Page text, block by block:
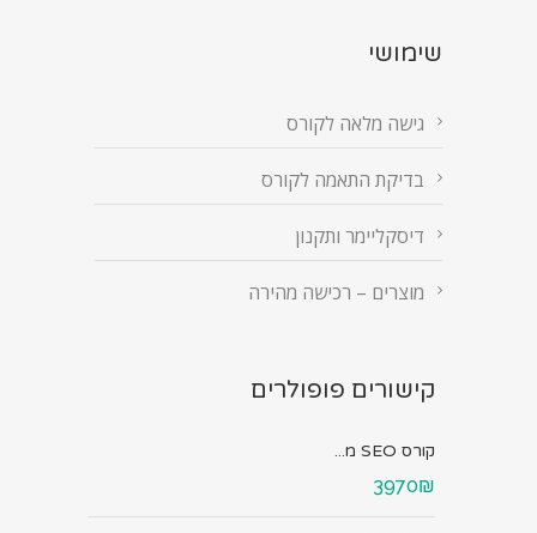
שימושי
גישה מלאה לקורס
בדיקת התאמה לקורס
דיסקליימר ותקנון
מוצרים – רכישה מהירה
קישורים פופולרים
קורס SEO מ...
3970₪